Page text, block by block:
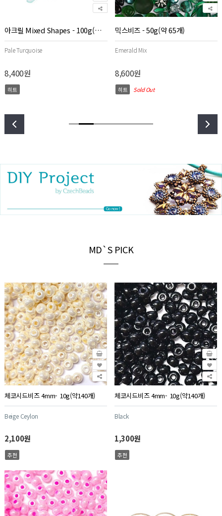
아크릴 Mixed Shapes - 100g(약200개)
Pale Turquoise
8,400원
히트
믹스비즈 - 50g(약 65개)
Emerald Mix
8,600원
히트 Sold Out
MD`S PICK
체코시드비즈 4mm- 10g(약140개)
Beige Ceylon
2,100원
추천
체코시드비즈 4mm- 10g(약140개)
Black
1,300원
추천